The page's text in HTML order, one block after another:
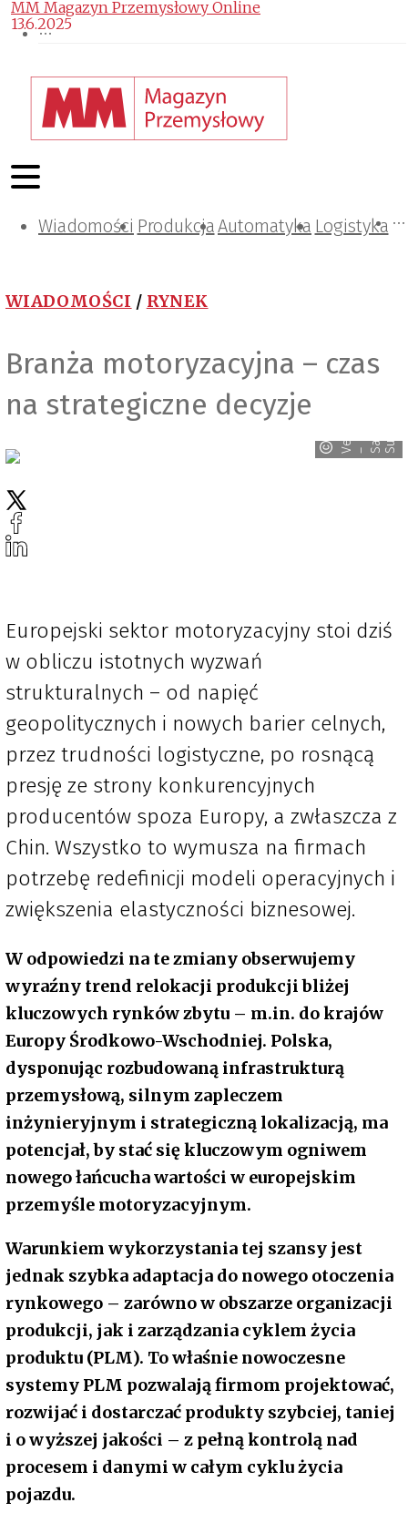
Wiadomości ProdukcjaAutomatyka Logistyka
Projektowanie i konstrukcje
Zarządzanie i IT
Tematy specjalne
WIADOMOŚCI / RYNEK
Branża motoryzacyjna – czas
na strategiczne decyzje
e
c
t
e e
z
y
a
k
o
r n
u
k
k
a s
e
m
s
a
k
o
r
MM Magazyn Przemysłowy Online
13.6.2025
Europejski sektor motoryzacyjny stoi dziś
w obliczu istotnych wyzwań
strukturalnych – od napięć
geopolitycznych i nowych barier celnych,
przez trudności logistyczne, po rosnącą
presję ze strony konkurencyjnych
producentów spoza Europy, a zwłaszcza z
Chin. Wszystko to wymusza na firmach
potrzebę redefinicji modeli operacyjnych i
zwiększenia elastyczności biznesowej.
W odpowiedzi na te zmiany obserwujemy
wyraźny trend relokacji produkcji bliżej
kluczowych rynków zbytu – m.in. do krajów
Europy Środkowo-Wschodniej. Polska,
dysponując rozbudowaną infrastrukturą
przemysłową, silnym zapleczem
inżynieryjnym i strategiczną lokalizacją, ma
potencjał, by stać się kluczowym ogniwem
nowego łańcucha wartości w europejskim
przemyśle motoryzacyjnym.
Warunkiem wykorzystania tej szansy jest
jednak szybka adaptacja do nowego otoczenia
rynkowego – zarówno w obszarze organizacji
produkcji, jak i zarządzania cyklem życia
produktu (PLM). To właśnie nowoczesne
systemy PLM pozwalają firmom projektować,
rozwijać i dostarczać produkty szybciej, taniej
i o wyższej jakości – z pełną kontrolą nad
procesem i danymi w całym cyklu życia
pojazdu.